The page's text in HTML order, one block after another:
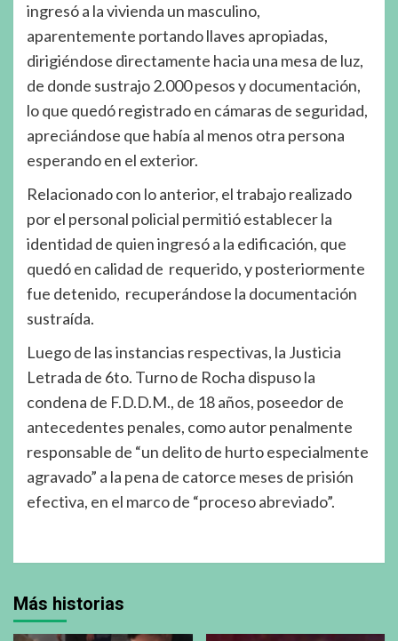
ingresó a la vivienda un masculino,
aparentemente portando llaves apropiadas,
dirigiéndose directamente hacia una mesa de luz,
de donde sustrajo 2.000 pesos y documentación,
lo que quedó registrado en cámaras de seguridad,
apreciándose que había al menos otra persona
esperando en el exterior.
Relacionado con lo anterior, el trabajo realizado
por el personal policial permitió establecer la
identidad de quien ingresó a la edificación, que
quedó en calidad de requerido, y posteriormente
fue detenido, recuperándose la documentación
sustraída.
Luego de las instancias respectivas, la Justicia
Letrada de 6to. Turno de Rocha dispuso la
condena de F.D.D.M., de 18 años, poseedor de
antecedentes penales, como autor penalmente
responsable de “un delito de hurto especialmente
agravado” a la pena de catorce meses de prisión
efectiva, en el marco de “proceso abreviado”.
Más historias